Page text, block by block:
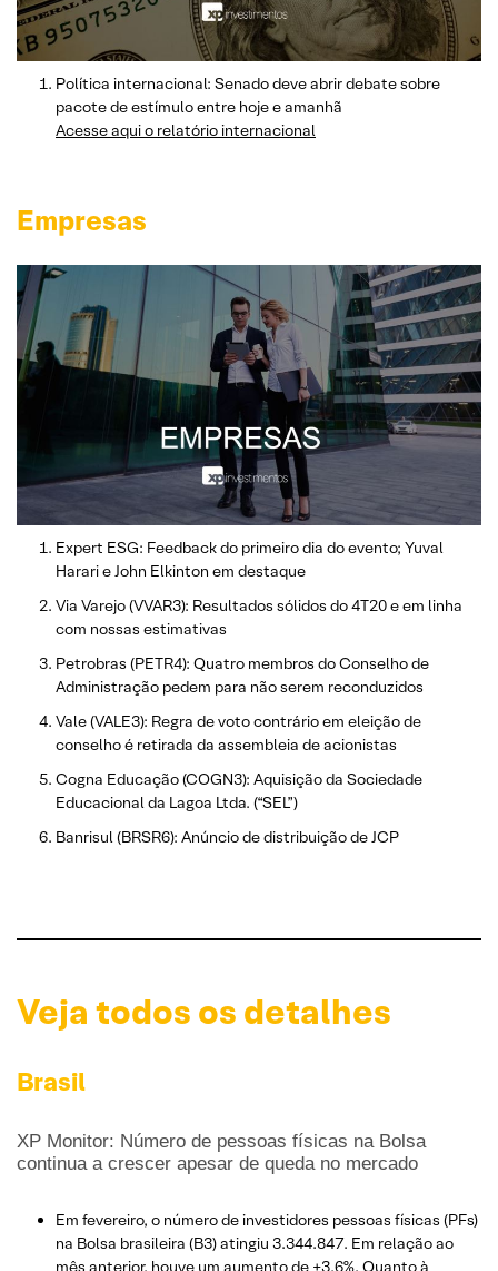
Política internacional: Senado deve abrir debate sobre
pacote de estímulo entre hoje e amanhã
Acesse aqui o relatório internacional
Empresas
Expert ESG: Feedback do primeiro dia do evento; Yuval
Harari e John Elkinton em destaque
Via Varejo (VVAR3): Resultados sólidos do 4T20 e em linha
com nossas estimativas
Petrobras (PETR4): Quatro membros do Conselho de
Administração pedem para não serem reconduzidos
Vale (VALE3): Regra de voto contrário em eleição de
conselho é retirada da assembleia de acionistas
Cogna Educação (COGN3): Aquisição da Sociedade
Educacional da Lagoa Ltda. (“SEL”)
Banrisul (BRSR6): Anúncio de distribuição de JCP
Veja todos os detalhes
Brasil
XP Monitor: Número de pessoas físicas na Bolsa
continua a crescer apesar de queda no mercado
Em fevereiro, o número de investidores pessoas físicas (PFs)
na Bolsa brasileira (B3) atingiu 3.344.847. Em relação ao
mês anterior, houve um aumento de +3,6%. Quanto à